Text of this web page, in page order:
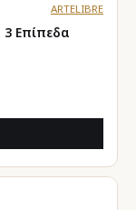
ARTELIBRE
Επίπεδα